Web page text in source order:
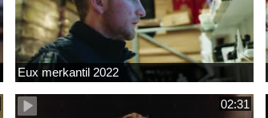
Eux merkantil 2022
02:31